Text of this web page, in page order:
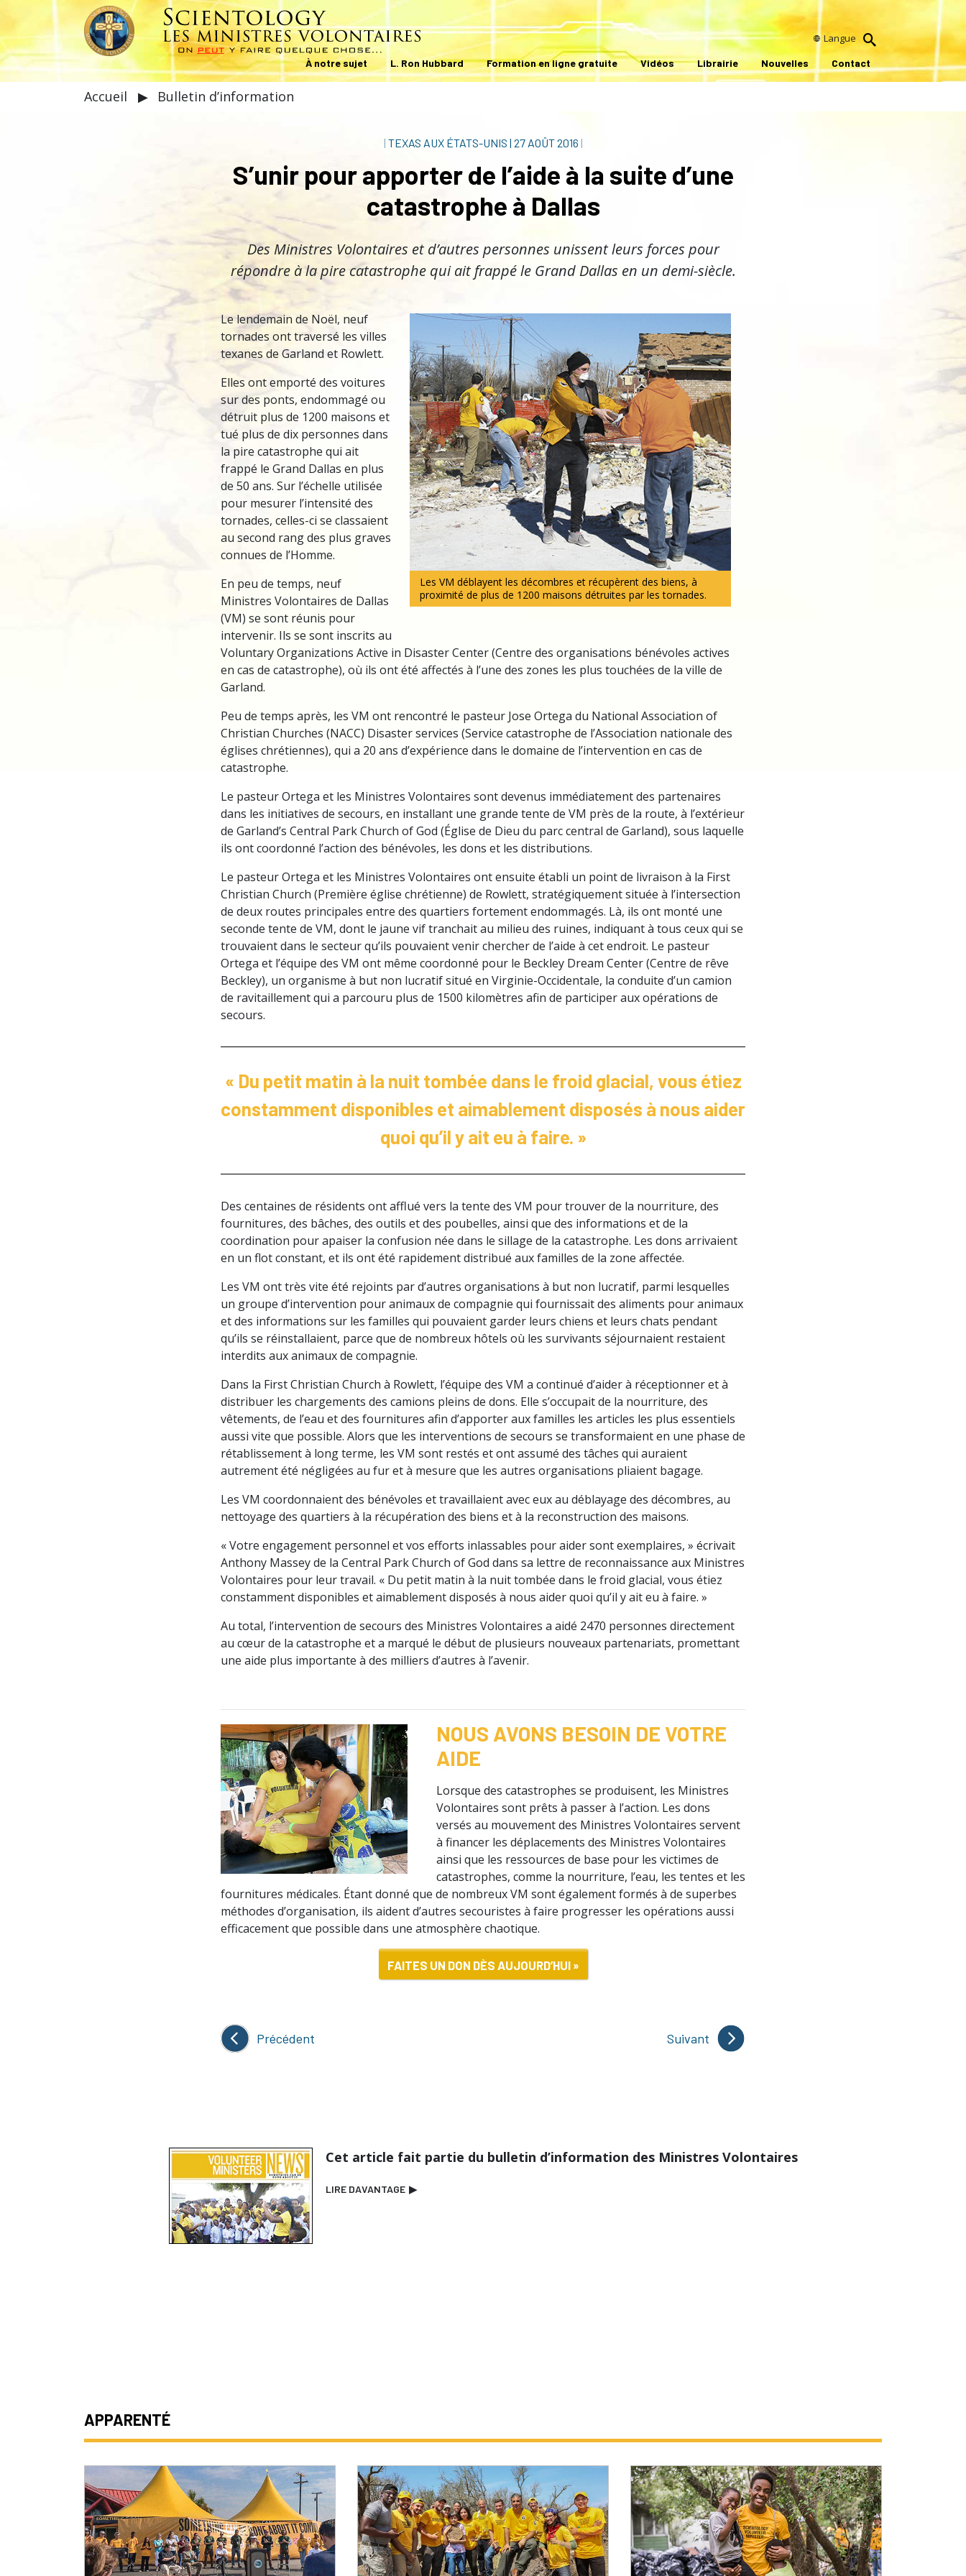
Langue
À notre sujet L. Ron Hubbard Formation en ligne gratuite Vidéos Librairie Nouvelles Contact
Accueil ▶ Bulletin d’information
| TEXAS AUX ÉTATS-UNIS | 27 AOÛT 2016 |
S’unir pour apporter de l’aide à la suite d’une
catastrophe à Dallas
Des Ministres Volontaires et d’autres personnes unissent leurs forces pour
répondre à la pire catastrophe qui ait frappé le Grand Dallas en un demi-siècle.
Les VM déblayent les décombres et récupèrent des biens, à
proximité de plus de 1200 maisons détruites par les tornades.
Lelendemain de Noël, neuf
tornades ont traversé les villes
texanes de Garland et Rowlett.
Elles ont emporté des voitures
sur des ponts, endommagé ou
détruit plus de 1200 maisons et
tué plus de dix personnes dans
la pire catastrophe qui ait
frappé le Grand Dallas en plus
de 50 ans. Sur l’échelle utilisée
pour mesurer l’intensité des
tornades, celles-ci se classaient
au second rang des plus graves
connues de l’Homme.
En peu de temps, neuf
Ministres Volontaires de Dallas
(VM) se sont réunis pour
intervenir. Ils se sont inscrits au
Voluntary Organizations Active in Disaster Center (Centre des organisations bénévoles actives
en cas de catastrophe), où ils ont été affectés à l’une des zones les plus touchées de la ville de
Garland.
Peu de temps après, les VM ont rencontré le pasteur Jose Ortega du National Association of
Christian Churches (NACC) Disaster services (Service catastrophe de l’Association nationale des
églises chrétiennes), qui a 20 ans d’expérience dans le domaine de l’intervention en cas de
catastrophe.
Le pasteur Ortega et les Ministres Volontaires sont devenus immédiatement des partenaires
dans les initiatives de secours, en installant une grande tente de VM près de la route, à l’extérieur
de Garland’s Central Park Church of God (Église de Dieu du parc central de Garland), sous laquelle
ils ont coordonné l’action des bénévoles, les dons et les distributions.
Le pasteur Ortega et les Ministres Volontaires ont ensuite établi un point de livraison à la First
Christian Church (Première église chrétienne) de Rowlett, stratégiquement située à l’intersection
de deux routes principales entre des quartiers fortement endommagés. Là, ils ont monté une
seconde tente de VM, dont le jaune vif tranchait au milieu des ruines, indiquant à tous ceux qui se
trouvaient dans le secteur qu’ils pouvaient venir chercher de l’aide à cet endroit. Le pasteur
Ortega et l’équipe des VM ont même coordonné pour le Beckley Dream Center (Centre de rêve
Beckley), un organisme à but non lucratif situé en Virginie-Occidentale, la conduite d’un camion
de ravitaillement qui a parcouru plus de 1500 kilomètres afin de participer aux opérations de
secours.
« Du petit matin à la nuit tombée dans le froid glacial, vous étiez
constamment disponibles et aimablement disposés à nous aider
quoi qu’il y ait eu à faire. »
Des centaines de résidents ont afflué vers la tente des VM pour trouver de la nourriture, des
fournitures, des bâches, des outils et des poubelles, ainsi que des informations et de la
coordination pour apaiser la confusion née dans le sillage de la catastrophe. Les dons arrivaient
en un flot constant, et ils ont été rapidement distribué aux familles de la zone affectée.
Les VM ont très vite été rejoints par d’autres organisations à but non lucratif, parmi lesquelles
un groupe d’intervention pour animaux de compagnie qui fournissait des aliments pour animaux
et des informations sur les familles qui pouvaient garder leurs chiens et leurs chats pendant
qu’ils se réinstallaient, parce que de nombreux hôtels où les survivants séjournaient restaient
interdits aux animaux de compagnie.
Dans la First Christian Church à Rowlett, l’équipe des VM a continué d’aider à réceptionner et à
distribuer les chargements des camions pleins de dons. Elle s’occupait de la nourriture, des
vêtements, de l’eau et des fournitures afin d’apporter aux familles les articles les plus essentiels
aussi vite que possible. Alors que les interventions de secours se transformaient en une phase de
rétablissement à long terme, les VM sont restés et ont assumé des tâches qui auraient
autrement été négligées au fur et à mesure que les autres organisations pliaient bagage.
Les VM coordonnaient des bénévoles et travaillaient avec eux au déblayage des décombres, au
nettoyage des quartiers à la récupération des biens et à la reconstruction des maisons.
« Votre engagement personnel et vos efforts inlassables pour aider sont exemplaires, » écrivait
Anthony Massey de la Central Park Church of God dans sa lettre de reconnaissance aux Ministres
Volontaires pour leur travail. « Du petit matin à la nuit tombée dans le froid glacial, vous étiez
constamment disponibles et aimablement disposés à nous aider quoi qu’il y ait eu à faire. »
Au total, l’intervention de secours des Ministres Volontaires a aidé 2470 personnes directement
au cœur de la catastrophe et a marqué le début de plusieurs nouveaux partenariats, promettant
une aide plus importante à des milliers d’autres à l’avenir.
NOUS AVONS BESOIN DE VOTRE
AIDE
Lorsque des catastrophes se produisent, les Ministres
Volontaires sont prêts à passer à l’action. Les dons
versés au mouvement des Ministres Volontaires servent
à financer les déplacements des Ministres Volontaires
ainsi que les ressources de base pour les victimes de
catastrophes, comme la nourriture, l’eau, les tentes et les
fournitures médicales. Étant donné que de nombreux VM sont également formés à de superbes
méthodes d’organisation, ils aident d’autres secouristes à faire progresser les opérations aussi
efficacement que possible dans une atmosphère chaotique.
FAITES UN DON DÈS AUJOURD’HUI »
Précédent Suivant
Cet article fait partie du bulletin d’information des Ministres Volontaires
LIRE DAVANTAGE ▶
APPARENTÉ